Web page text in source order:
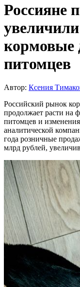
Россияне
кормовые
питомцев
Автор: Ксения
Российский рынок
продолжает расти на
питомцев и
аналитической
года розничные
млрд рублей,